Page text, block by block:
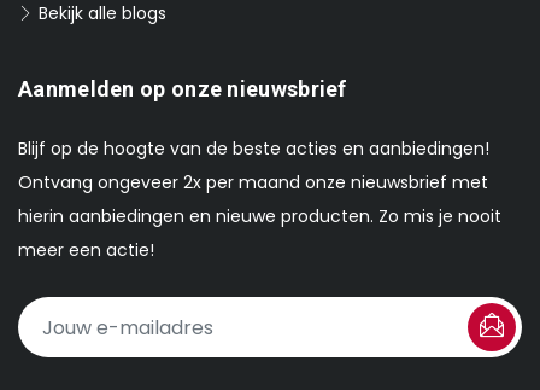
Bekijk alle blogs
Aanmelden op onze nieuwsbrief
Blijf op de hoogte van de beste acties en aanbiedingen!
Ontvang ongeveer 2x per maand onze nieuwsbrief met
hierin aanbiedingen en nieuwe producten. Zo mis je nooit
meer een actie!